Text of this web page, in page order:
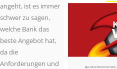
angeht, ist es immer
schwer zu sagen,
welche Bank das
beste Angebot hat,
da die
Anforderungen und